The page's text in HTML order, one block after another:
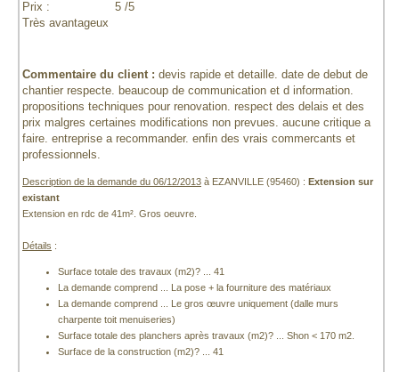
Prix :
5 /5
Très avantageux
Commentaire du client : devis rapide et detaille. date de debut de
chantier respecte. beaucoup de communication et d information.
propositions techniques pour renovation. respect des delais et des
prix malgres certaines modifications non prevues. aucune critique a
faire. entreprise a recommander. enfin des vrais commercants et
professionnels.
Description de la demande du 06/12/2013 à EZANVILLE (95460) : Extension sur
existant
Extension en rdc de 41m². Gros oeuvre.
Détails :
Surface totale des travaux (m2)? ... 41
La demande comprend ... La pose + la fourniture des matériaux
La demande comprend ... Le gros œuvre uniquement (dalle murs
charpente toit menuiseries)
Surface totale des planchers après travaux (m2)? ... Shon < 170 m2.
Surface de la construction (m2)? ... 41